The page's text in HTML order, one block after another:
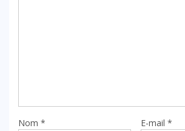
Nom * E-mail *